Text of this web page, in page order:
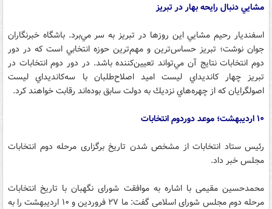
مشايي دنبال رايحه بهار در تبريز
اسفنديار رحيم مشايي اين روزها در تبريز به سر مي‌برد. باشگاه خبرنگاران
جوان نوشت؛ تبريز حساس‌ترين و مهم‌ترين حوزه انتخابي است كه در دور
دوم انتخابات نتایج آن مي‌تواند تعيين‌كننده باشد. در دور دوم انتخابات در
تبريز چهار كانديداي ليست اميد اصلاح‌طلبان با سه‌كانديداي ليست
اصولگرايان كه از چهره‌هاي نزديك به دولت سابق بوده‌اند رقابت خواهند كرد.
۱۰ اردیبهشت؛ موعد دور‌دوم انتخابات
رئیس ستاد انتخابات از مشخص شدن تاریخ برگزاری مرحله دوم انتخابات
مجلس خبر داد.
محمدحسین مقیمی با اشاره به موافقت شورای نگهبان با تاریخ انتخابات
مرحله دوم مجلس شورای اسلامی گفت: ما ۲۷ فروردین و ۱۰ اردیبهشت را به